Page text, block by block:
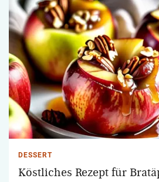
DESSERT
Köstliches Rezept für